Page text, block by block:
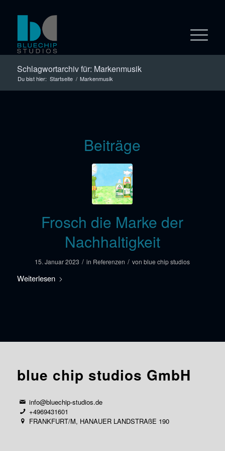
Schlagwortarchiv für: Markenmusik
Du bist hier: Startseite / Markenmusik
Beiträge
Frosch die Marke der
Nachhaltigkeit
15. Januar 2023 / in Referenzen / vonblue chip studios
Weiterlesen
blue chip studios GmbH
info@bluechip-studios.de
+4969431601
FRANKFURT/M, HANAUER LANDSTRAßE 190